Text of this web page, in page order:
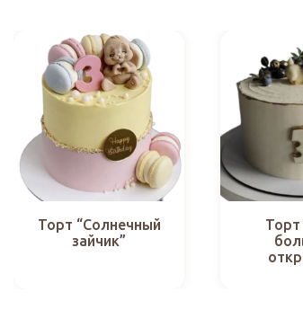
Торт “Солнечный
зайчик”
Торт